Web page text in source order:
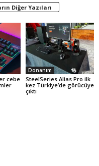
Diğer Yazıları
cebe
Donanım
SteelSeries Alias Pro ilk
kez Türkiye’de görücüye
çıktı